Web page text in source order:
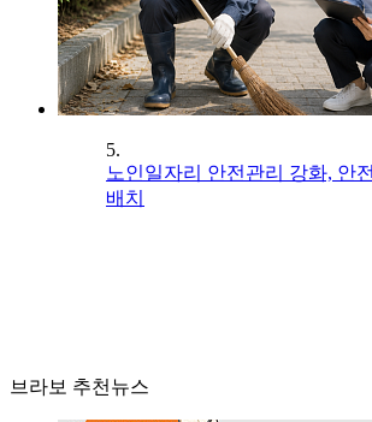
5.
노인일자리 안전관리 강화, 안
배치
브라보 추천뉴스